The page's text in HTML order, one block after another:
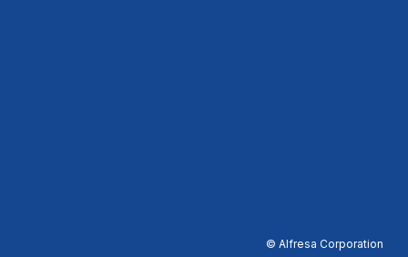
© Alfresa Corporation